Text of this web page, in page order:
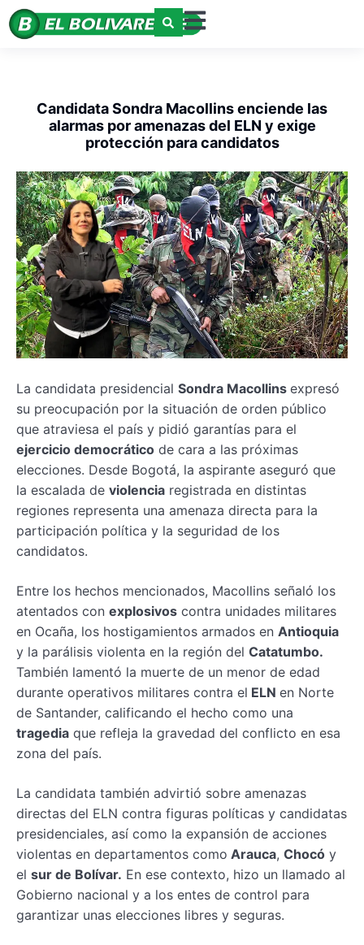
Candidata Sondra Macollins enciende las
alarmas por amenazas del ELN y exige
protección para candidatos
La candidata presidencial Sondra Macollins expresó
su preocupación por la situación de orden público
que atraviesa el país y pidió garantías para el
ejercicio democrático de cara a las próximas
elecciones. Desde Bogotá, la aspirante aseguró que
la escalada de violencia registrada en distintas
regiones representa una amenaza directa para la
participación política y la seguridad de los
candidatos.
Entre los hechos mencionados, Macollins señaló los
atentados con explosivos contra unidades militares
en Ocaña, los hostigamientos armados en Antioquia
y la parálisis violenta en la región del Catatumbo.
También lamentó la muerte de un menor de edad
durante operativos militares contra el ELN en Norte
de Santander, calificando el hecho como una
tragedia que refleja la gravedad del conflicto en esa
zona del país.
La candidata también advirtió sobre amenazas
directas del ELN contra figuras políticas y candidatas
presidenciales, así como la expansión de acciones
violentas en departamentos como Arauca, Chocó y
el sur de Bolívar. En ese contexto, hizo un llamado al
Gobierno nacional y a los entes de control para
garantizar unas elecciones libres y seguras.